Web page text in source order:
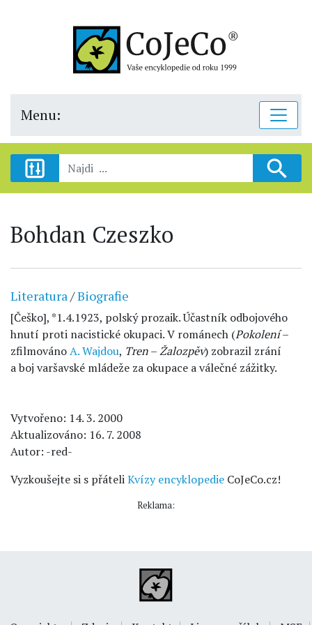
Menu:
Bohdan Czeszko
Literatura/Biografie
[Češko], *1.4.1923, polský prozaik. Účastník odbojového
hnutí proti nacistické okupaci. V románech (Pokolení–
zfilmovánoA. Wajdou, Tren–Žalozpěv) zobrazil zrání
a boj varšavské mládeže za okupace a válečné zážitky.
Vytvořeno: 14. 3. 2000
Aktualizováno: 16. 7. 2008
Autor: -red-
Vyzkoušejte si s přáteliKvízy encyklopedie CoJeCo.cz!
Reklama: